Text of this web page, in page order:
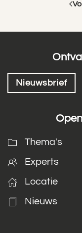
Nieuwsbrief
Thema's
Experts
Locatie
Nieuws